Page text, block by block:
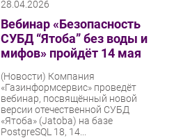
28.04.2026
Вебинар «Безопасность
СУБД “Ятоба” без воды и
мифов» пройдёт 14 мая
(Новости) Компания
«Газинформсервис» проведёт
вебинар, посвящённый новой
версии отечественной СУБД
«Ятоба» (Jatoba) на базе
PostgreSQL 18, 14...